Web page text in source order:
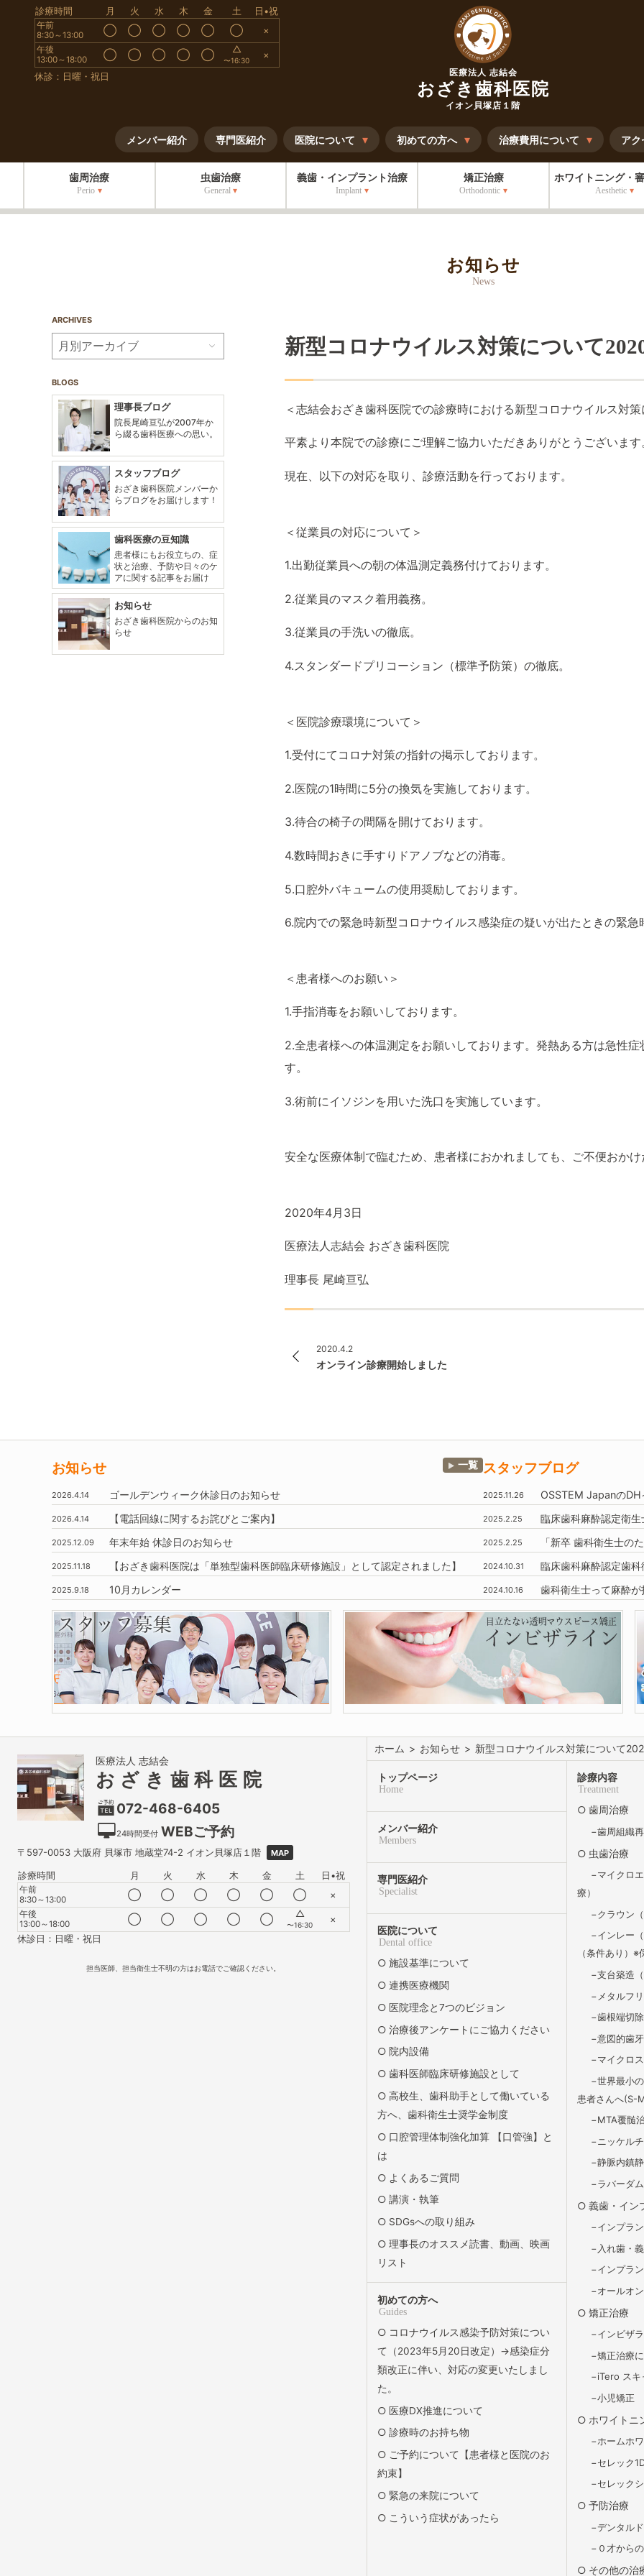
医療法人 志結会
おざき歯科医院
イオン貝塚店１階
診療時間 月 火 水 木 金 土 日•祝
午前
8:30～13:00
◯ ◯ ◯ ◯ ◯ ◯ ×
午後
13:00～18:00
◯ ◯ ◯ ◯ ◯ △
〜16:30
×
休診：日曜・祝日
メンバー紹介 専門医紹介 医院について 初めての方へ
歯周治療
Perio
虫歯治療
General
義歯・インプラント治療
Implant
矯正治療
Orthodontic
ホワイトニング・
Aesthetic
治療費用について アク
お知らせ
News
ARCHIVES
BLOGS
理事長ブログ
院長尾崎亘弘が2007年か
ら綴る歯科医療への思い。
スタッフブログ
おざき歯科医院メンバーか
らブログをお届けします！
歯科医療の豆知識
患者様にもお役立ちの、症
状と治療、予防や日々のケ
アに関する記事をお届け
お知らせ
おざき歯科医院からのお知
らせ
新型コロナウイルス対策について
＜志結会おざき歯科医院での診療時における新型コロナウイルス対策
平素より本院での診療にご理解ご協力いただきありがとうございます
現在、以下の対応を取り、診療活動を行っております。
＜従業員の対応について＞
1.出勤従業員への朝の体温測定義務付けております。
2.従業員のマスク着用義務。
3.従業員の手洗いの徹底。
4.スタンダードプリコーション（標準予防策）の徹底。
＜医院診療環境について＞
1.受付にてコロナ対策の指針の掲示しております。
2.医院の1時間に5分の換気を実施しております。
3.待合の椅子の間隔を開けております。
4.数時間おきに手すりドアノブなどの消毒。
5.口腔外バキュームの使用奨励しております。
6.院内での緊急時新型コロナウイルス感染症の疑いが出たときの緊急
＜患者様へのお願い＞
1.手指消毒をお願いしております。
2.全患者様への体温測定をお願いしております。発熱ある方は急性
す。
3.術前にイソジンを用いた洗口を実施しています。
安全な医療体制で臨むため、患者様におかれましても、ご不便おか
2020年4月3日
医療法人志結会 おざき歯科医院
理事長 尾崎亘弘
2020.4.2
オンライン診療開始しました
お知らせ 一覧
2026.4.14 ゴールデンウィーク休診日のお知らせ
2026.4.14 【電話回線に関するお詫びとご案内】
2025.12.09 年末年始 休診日のお知らせ
2025.11.18 【おざき歯科医院は 「単独型歯科医師臨床研修施設」 として認定されました】
2025.9.18 10月 カレンダー
スタッフブログ
2025.11.26 OSSTEM JapanのDH
2025.2.25 臨床歯科麻酔認定衛生
2025.2.25 「新卒 歯科衛生士の
2024.10.31 臨床歯科麻酔認定歯科
2024.10.16 歯科衛生士って麻酔が
医療法人 志結会
おざき歯科医院
072-468-6405
24時間受付 WEBご予約
〒597-0053 大阪府 貝塚市 地蔵堂74-2 イオン貝塚店１階 MAP
診療時間 月 火 水 木 金 土 日•祝
午前
8:30～13:00
◯ ◯ ◯ ◯ ◯ ◯ ×
午後
13:00～18:00
◯ ◯ ◯ ◯ ◯ △
〜16:30
×
休診日：日曜・祝日
担当医師、担当衛生士不明の方はお電話でご確認ください。
ホーム > お知らせ > 新型コロナウイルス対策について
トップページ
Home
メンバー紹介
Members
専門医紹介
Specialist
医院について
Dental office
施設基準について
連携医療機関
医院理念と7つのビジョン
治療後アンケートにご協力ください
院内設備
歯科医師臨床研修施設として
高校生、歯科助手として働いている
方へ、歯科衛生士奨学金制度
口腔管理体制強化加算 【口管強】と
は
よくあるご質問
講演・執筆
SDGsへの取り組み
理事長のオススメ読書、動画、映画
リスト
初めての方へ
Guides
コロナウイルス感染予防対策につい
て（2023年5月20日改定）→感染症分
類改正に伴い、対応の変更いたしまし
た。
医療DX推進について
診療時のお持ち物
ご予約について【患者様と医院のお
約束】
緊急の来院について
こういう症状があったら
診療内容
Treatment
歯周治療
歯周組織
虫歯治療
マイクロ
療）
クラウン
インレー
（条件あり）※
支台築造
メタルフ
歯根端切
意図的歯
マイクロ
世界最小
患者さんへ(S-
MTA覆髄
ニッケル
静脈内鎮
ラバーダ
義歯・イン
インプラ
入れ歯・
インプラ
オールオ
矯正治療
インビザ
矯正治療
iTero スキ
小児矯正
ホワイトニ
ホームホ
セレック
セレック
予防治療
デンタル
０才から
その他の治